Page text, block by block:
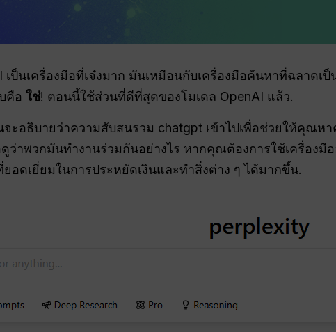
เป็นเครื่องมือที่เจ๋งมาก มันเหมือนกับเครื่องมือค้นหาที่ฉลาดเ
คือ ใช่! ตอนนี้ใช้ส่วนที่ดีที่สุดของโมเดล OpenAI แล้ว.
ะอธิบายว่าความสับสนรวม chatgpt เข้าไปเพื่อช่วยให้คุณห
ดูว่าพวกมันทำงานร่วมกันอย่างไร หากคุณต้องการใช้เครื่อง
ยอดเยี่ยมในการประหยัดเงินและทำสิ่งต่าง ๆ ได้มากขึ้น.